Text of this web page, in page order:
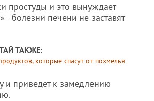
простуды и это вынуждает
- болезни печени не заставят
ТАКЖЕ:
которые спасут от похмелья
и приведет к замедлению